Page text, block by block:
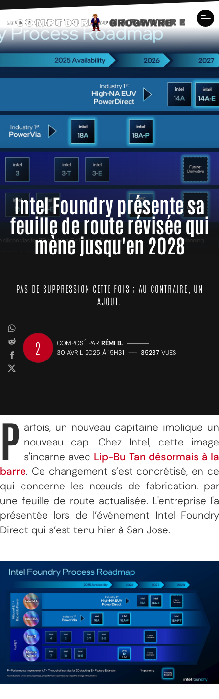
Intel Foundry présente sa
feuille de route révisée qui
mène jusqu'en 2028
PAS DE SUPPRESSION CETTE FOIS ; AU CONTRAIRE, UN
AJOUT.
2 COMPOSÉ PAR RÉMI B. —————
30 AVRIL 2025 À 15H31 —— 35237 VUES
P arfois, un nouveau capitaine implique un
nouveau cap. Chez Intel, cette image
s'incarne avec Lip-Bu Tan désormais à la
barre. Ce changement s’est concrétisé, en ce
qui concerne les nœuds de fabrication, par
une feuille de route actualisée. L'entreprise l'a
présentée lors de l’événement Intel Foundry
Direct qui s’est tenu hier à San Jose.